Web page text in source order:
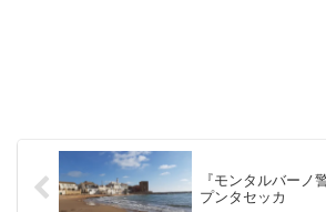
『モンタルバーノ
プンタセッカ